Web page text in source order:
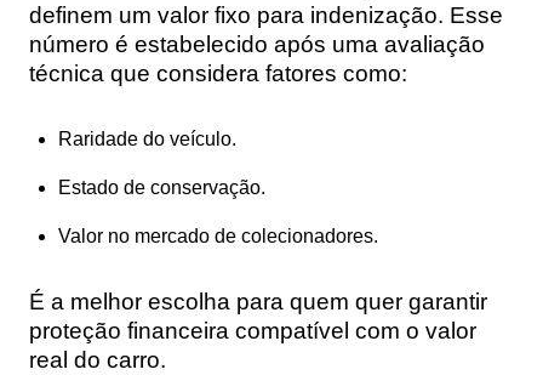
definem um valor fixo para indenização. Esse
número é estabelecido após uma avaliação
técnica que considera fatores como:
Raridade do veículo.
Estado de conservação.
Valor no mercado de colecionadores.
É a melhor escolha para quem quer garantir
proteção financeira compatível com o valor
real do carro.